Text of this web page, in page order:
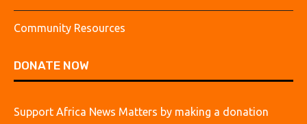
Community Resources
DONATE NOW
Support Africa News Matters by making a donation